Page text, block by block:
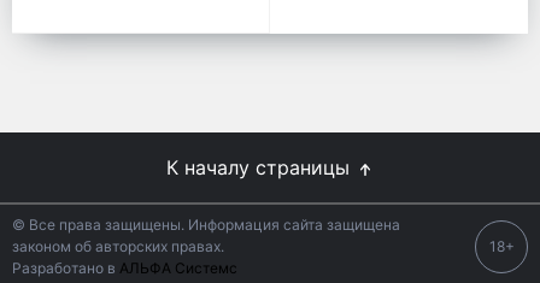
К началу страницы
© Все права защищены. Информация сайта защищена
законом об авторских правах.
Разработано в АЛЬФА Системс
18+